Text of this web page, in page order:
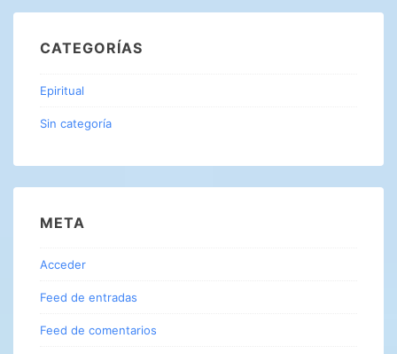
CATEGORÍAS
Epiritual
Sin categoría
META
Acceder
Feed de entradas
Feed de comentarios